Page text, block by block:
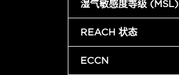
湿气敏感度等级 (MSL)
REACH 状态
ECCN